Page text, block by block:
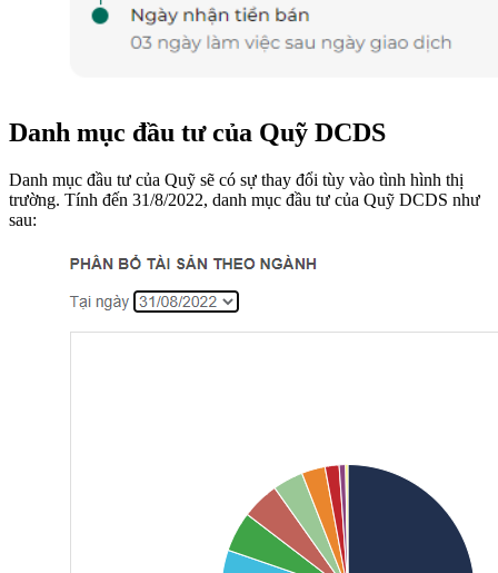
Danh mục đầu tư của Quỹ DCDS
Danh mục đầu tư của Quỹ sẽ có sự thay đổi tùy vào tình hình thị
trường. Tính đến 31/8/2022, danh mục đầu tư của Quỹ DCDS như
sau: